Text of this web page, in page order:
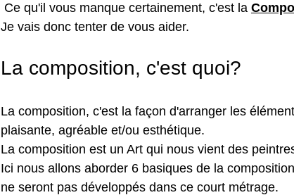
Ce qu'il vous manque certainement, c'est la
Je vais donc tenter de vous aider.
La composition, c'est quoi?
La composition, c'est la façon d'arranger les
plaisante, agréable et/ou esthétique.
La composition est un Art qui nous vient des
Ici nous allons aborder 6 basiques de la
ne seront pas développés dans ce court métrage.